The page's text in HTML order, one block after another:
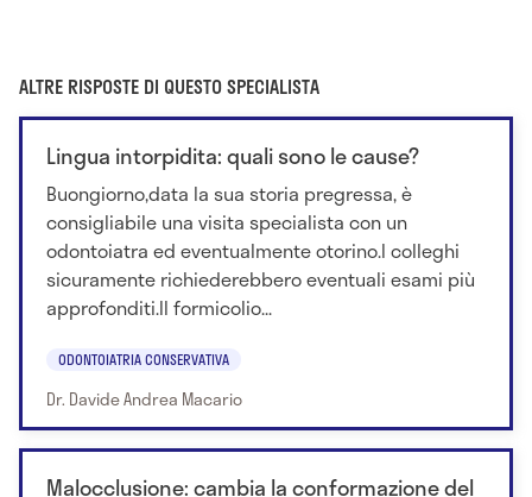
ALTRE RISPOSTE DI QUESTO SPECIALISTA
Lingua intorpidita: quali sono le cause?
Buongiorno,data la sua storia pregressa, è
consigliabile una visita specialista con un
odontoiatra ed eventualmente otorino.I colleghi
sicuramente richiederebbero eventuali esami più
approfonditi.Il formicolio...
ODONTOIATRIA CONSERVATIVA
Dr. Davide Andrea Macario
Malocclusione: cambia la conformazione del